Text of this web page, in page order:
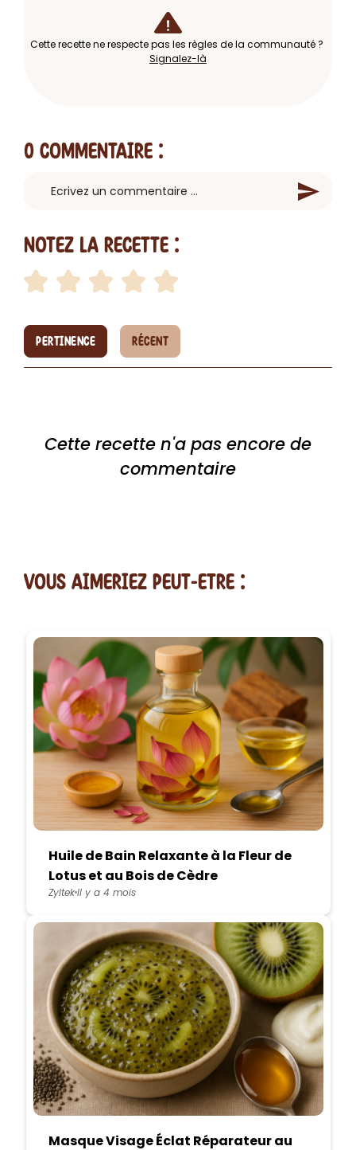
Cette recette ne respecte pas les règles de la communauté ?
Signalez-là
0 Commentaire :
Notez la recette :
PERTINENCE RÉCENT
Cette recette n'a pas encore de
commentaire
vous AIMERiEZ PEUT-ETRE :
Huile de Bain Relaxante à la Fleur de
Lotus et au Bois de Cèdre
ZyltekIl y a 4 mois
Masque Visage Éclat Réparateur au